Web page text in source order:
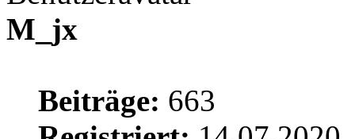
M_jx
Beiträge: 663